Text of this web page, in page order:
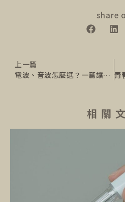
share
上一篇
電波、音波怎麼選？一篇讓你搞懂兩者差別、運作原理、效果、適合對象！
相 關